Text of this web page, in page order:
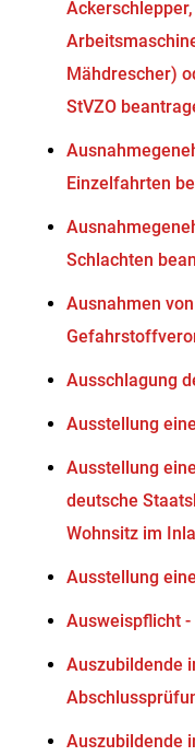
Mähdrescher)
StVZO
Einzelfahrten
Schlachten
Ausnahmen
Ausschlagung
Ausstellung
Ausstellung
deutsche
Wohnsitz im
Ausstellung
Ausweispflicht
Auszubildende
Auszubildende